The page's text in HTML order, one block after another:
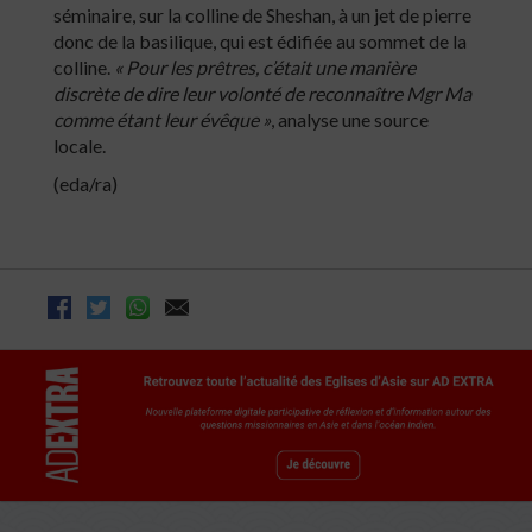
séminaire, sur la colline de Sheshan, à un jet de pierre
donc de la basilique, qui est édifiée au sommet de la
colline. « Pour les prêtres, c’était une manière
discrète de dire leur volonté de reconnaître Mgr Ma
comme étant leur évêque », analyse une source
locale.
(eda/ra)